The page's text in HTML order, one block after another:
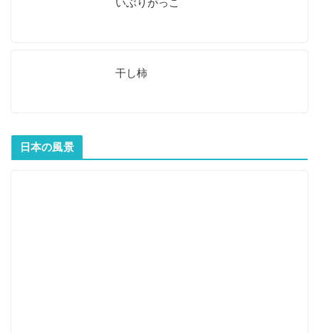
いぶりがっこ
干し柿
日本の風景